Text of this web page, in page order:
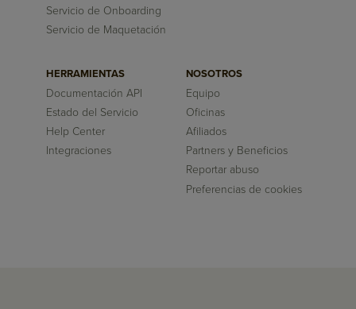
Servicio de Onboarding
Servicio de Maquetación
HERRAMIENTAS
Documentación API
Estado del Servicio
Help Center
Integraciones
NOSOTROS
Equipo
Oficinas
Afiliados
Partners y Beneficios
Reportar abuso
Preferencias de cookies